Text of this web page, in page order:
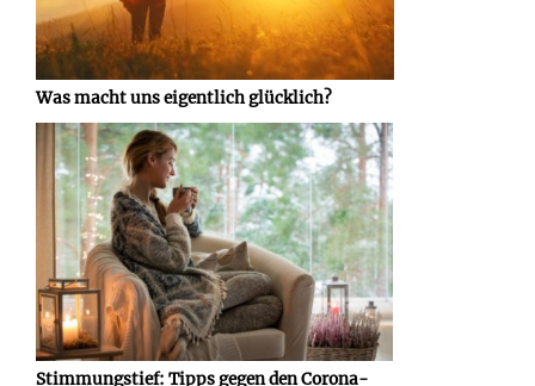
Was macht uns eigentlich glücklich?
Stimmungstief: Tipps gegen den Corona-